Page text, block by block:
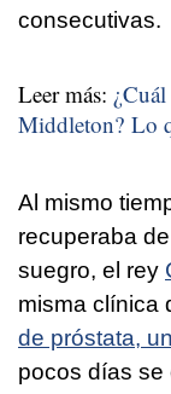
consecutivas.
Leer más:
Middleton? Lo
Al mismo
recuperaba
suegro, el rey
misma clínica
de próstata,
pocos días se